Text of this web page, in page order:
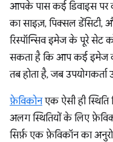
आपके पास कई डिवाइस पर
का साइज़, पिक्सल डेंसिटी,
रिस्पॉन्सिव इमेज के पूरे सेट
सकता है कि आप कई इमेज
तब होता है, जब
फ़ेविकोनएक ऐसी ही
अलग स्थितियों के लिए
सिर्फ़ एक फ़ेविकॉन का